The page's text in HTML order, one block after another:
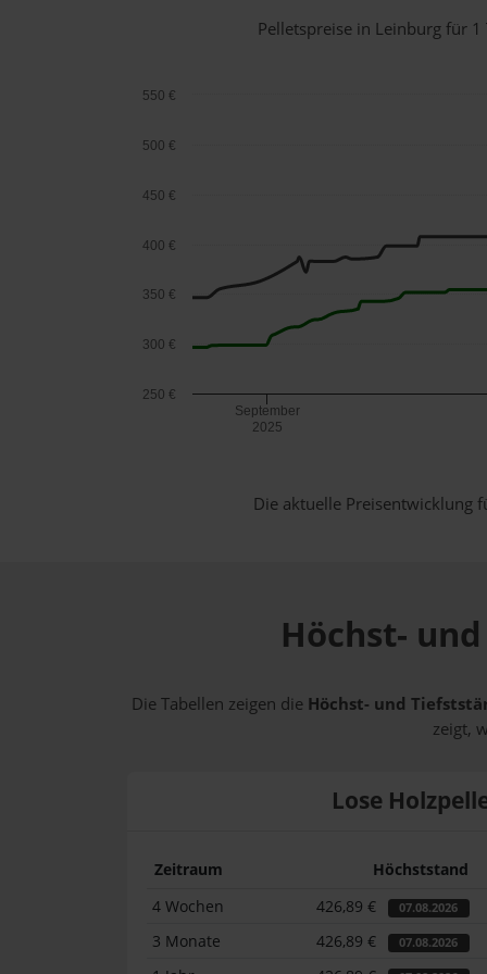
Pelletspreise in Leinburg für
September
2025
250 €
300 €
350 €
400 €
450 €
500 €
550 €
Die aktuelle Preisentwicklung
Höchst-
Die Tabellen zeigen die Höchst- und
zeigt,
Lose
Zeitraum Höchststand
4 Wochen
426,89 € 07.08.2026
3 Monate 426,89 € 07.08.2026